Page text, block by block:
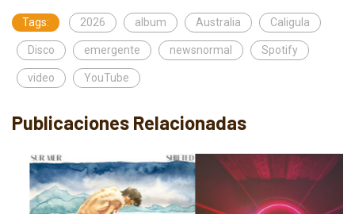
Tags: 2026 album Australia Caligula
Disco emergente newsnormal Spotify
video YouTube
Publicaciones Relacionadas